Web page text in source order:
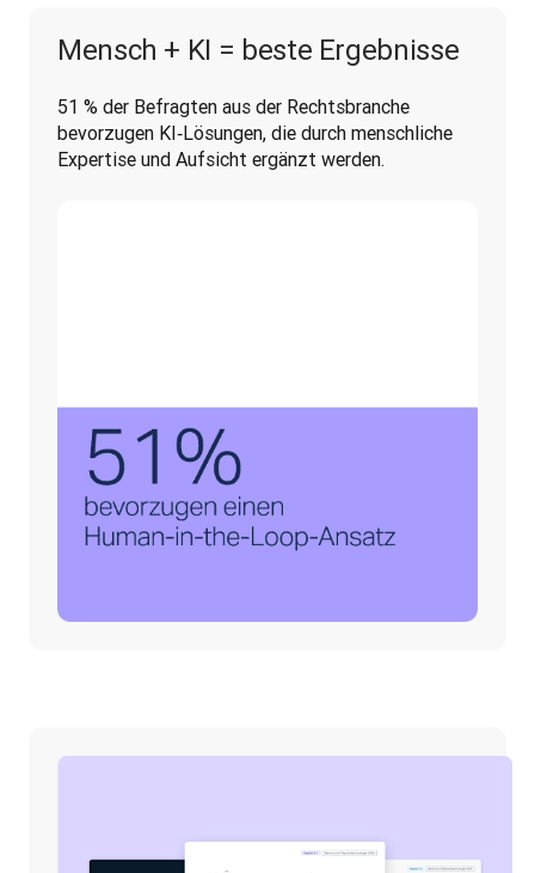
Mensch + KI = beste Ergebnisse
51 % der Befragten aus der Rechtsbranche
bevorzugen KI‑Lösungen, die durch menschliche
Expertise und Aufsicht ergänzt werden.